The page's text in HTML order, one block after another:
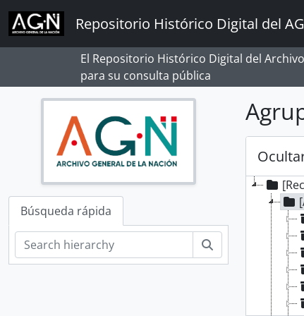
Skip to main content
Repositorio Histórico Digital del
El Repositorio Histórico Digital del
para su consulta pública
Búsqueda rápida